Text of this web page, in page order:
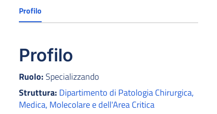
Profilo
Profilo
Ruolo: Specializzando
Struttura: Dipartimento di Patologia Chirurgica,
Medica, Molecolare e dell'Area Critica